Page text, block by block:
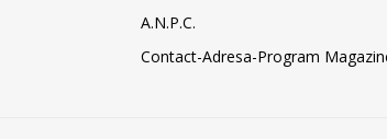
A.N.P.C.
Contact-Adresa-Program